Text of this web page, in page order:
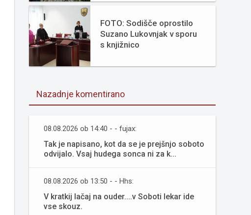
FOTO: Sodišče oprostilo
Suzano Lukovnjak v sporu
s knjižnico
Nazadnje komentirano
08.08.2026 ob 14:40 - - fujax:
Tak je napisano, kot da se je prejšnjo soboto
odvijalo. Vsaj hudega sonca ni za k...
08.08.2026 ob 13:50 - - Hhs:
V kratkij lačaj na ouder....v Soboti lekar ide
vse skouz.